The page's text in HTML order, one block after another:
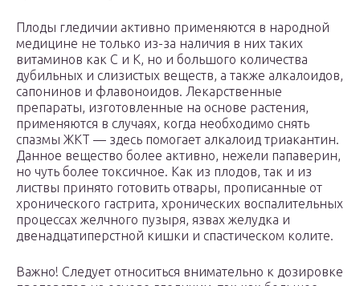
Плоды гледичии активно применяются в народной
медицине не только из-за наличия в них таких
витаминов как С и К, но и большого количества
дубильных и слизистых веществ, а также алкалоидов,
сапонинов и флавоноидов. Лекарственные
препараты, изготовленные на основе растения,
применяются в случаях, когда необходимо снять
спазмы ЖКТ — здесь помогает алкалоид триакантин.
Данное вещество более активно, нежели папаверин,
но чуть более токсичное. Как из плодов, так и из
листвы принято готовить отвары, прописанные от
хронического гастрита, хронических воспалительных
процессах желчного пузыря, язвах желудка и
двенадцатиперстной кишки и спастическом колите.
Важно! Следует относиться внимательно к дозировке